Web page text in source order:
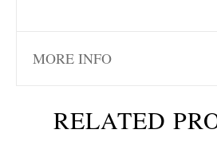
MORE INFO
RELATED